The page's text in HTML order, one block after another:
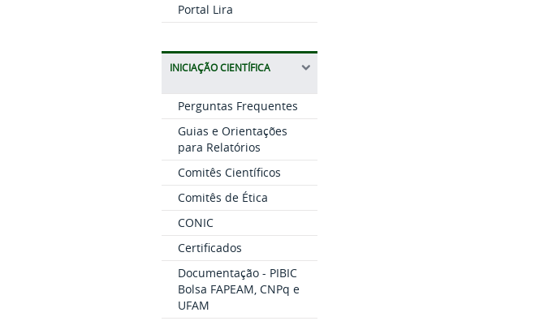
Portal Lira
INICIAÇÃO CIENTÍFICA
Perguntas Frequentes
Guias e Orientações
para Relatórios
Comitês Científicos
Comitês de Ética
CONIC
Certificados
Documentação - PIBIC
Bolsa FAPEAM, CNPq e
UFAM